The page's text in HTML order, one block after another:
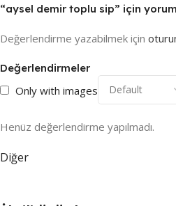
Değerlendirmeler
Only with images
Henüz değerlendirme yapılmadı.
“aysel demir toplu sip” için
Değerlendirme yazabilmek için
Diğer